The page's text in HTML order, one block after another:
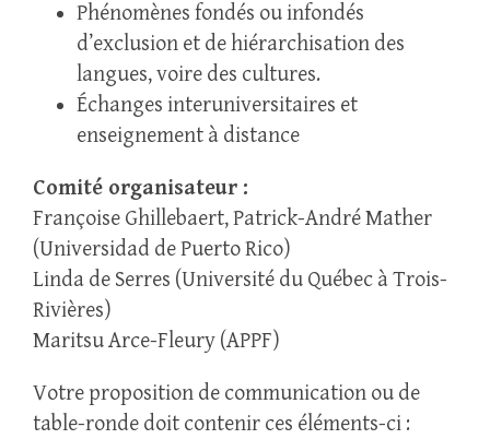
Phénomènes fondés ou infondés
d’exclusion et de hiérarchisation des
langues, voire des cultures.
Échanges interuniversitaires et
enseignement à distance
Comité organisateur :
Françoise Ghillebaert, Patrick-André Mather
(Universidad de Puerto Rico)
Linda de Serres (Université du Québec à Trois-
Rivières)
Maritsu Arce-Fleury (APPF)
Votre proposition de communication ou de
table-ronde doit contenir ces éléments-ci :